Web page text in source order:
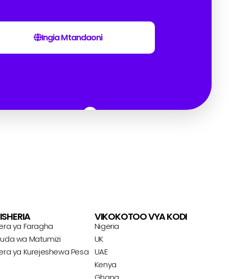
Ingia Mtandaoni
ya Faragha
wa Matumizi
ya Kurejeshewa Pesa
VIKOKOTOO VYA KODI
Nigeria
UK
UAE
Kenya
German